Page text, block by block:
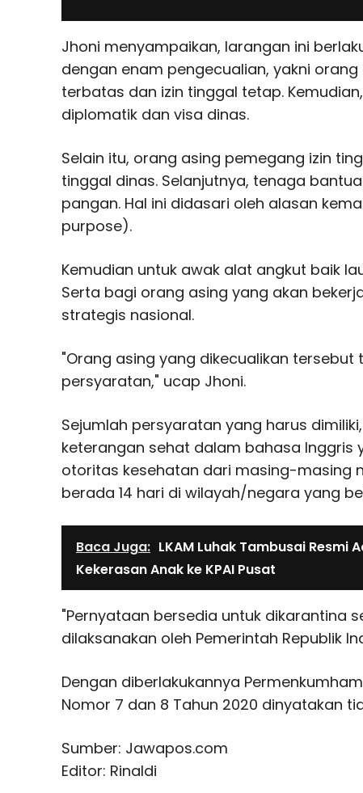
Jhoni menyampaikan, larangan ini
dengan enam pengecualian, yakni
terbatas dan izin tinggal tetap.
diplomatik dan visa dinas.
Selain itu, orang asing pemegang izin
tinggal dinas. Selanjutnya, tenaga
pangan. Hal ini didasari oleh alasan
purpose).
Kemudian untuk awak alat angkut baik
Serta bagi orang asing yang akan
strategis nasional.
"Orang asing yang dikecualikan tersebut
persyaratan," ucap Jhoni.
Sejumlah persyaratan yang harus
keterangan sehat dalam bahasa Inggris
otoritas kesehatan dari masing-masing
berada 14 hari di wilayah/negara yang
Baca Juga: LKAM Luhak Tambusai Resmi
Kekerasan Anak ke KPAI Pusat
"Pernyataan bersedia untuk dikarantina
dilaksanakan oleh Pemerintah Republik
Dengan diberlakukannya
Nomor 7 dan 8 Tahun 2020 dinyatakan
Sumber: Jawapos.com
Editor: Rinaldi